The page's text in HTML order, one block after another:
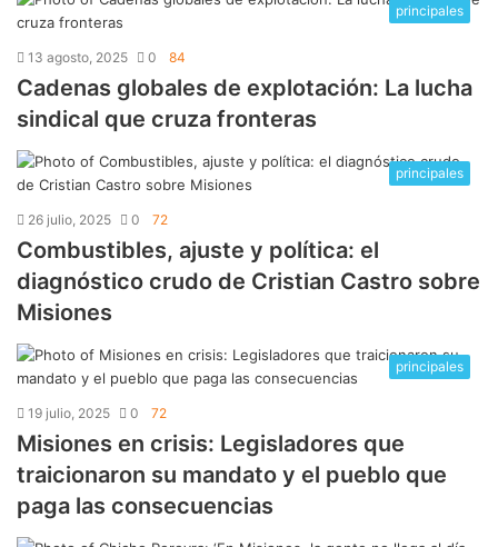
principales
13 agosto, 2025 0 84
Cadenas globales de explotación: La lucha
sindical que cruza fronteras
principales
26 julio, 2025 0 72
Combustibles, ajuste y política: el
diagnóstico crudo de Cristian Castro sobre
Misiones
principales
19 julio, 2025 0 72
Misiones en crisis: Legisladores que
traicionaron su mandato y el pueblo que
paga las consecuencias